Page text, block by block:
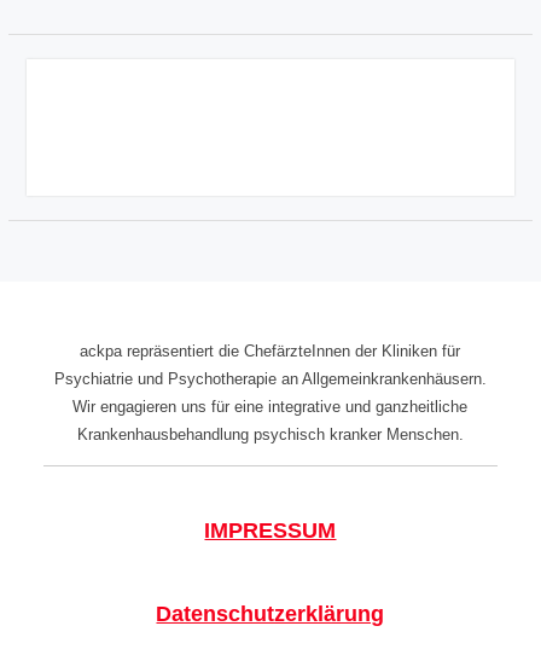
ackpa repräsentiert die ChefärzteInnen der Kliniken für
Psychiatrie und Psychotherapie an Allgemeinkrankenhäusern.
Wir engagieren uns für eine integrative und ganzheitliche
Krankenhausbehandlung psychisch kranker Menschen.
IMPRESSUM
Datenschutzerklärung